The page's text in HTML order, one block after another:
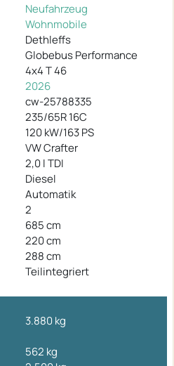
Neufahrzeug
Wohnmobile
Dethleffs
Globebus Performance
4x4 T 46
2026
cw-25788335
235/65R 16C
120 kW/163 PS
VW Crafter
2,0 l TDI
Diesel
Automatik
2
685 cm
220 cm
288 cm
Teilintegriert
3.880 kg
562 kg